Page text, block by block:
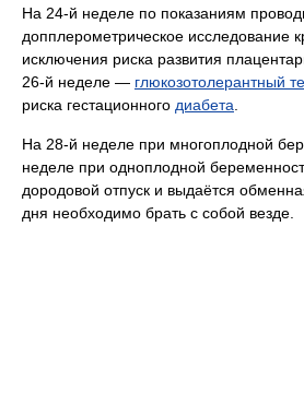
На 24-й неделе по показаниям
допплерометрическое исследование
исключения риска развития
26-й неделе — глюкозотолерантный
риска гестационного диабета
На 28-й неделе при многоплодной
неделе при одноплодной
дородовой отпуск и выдаётся
дня необходимо брать с собой везде.